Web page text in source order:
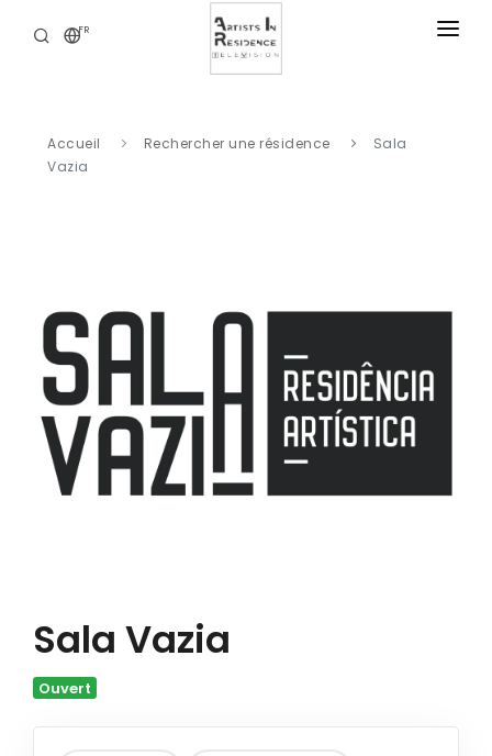
FR
BIBLIOTHÈQUE DIGITALE
Accueil Rechercher une résidence
Sala
Vazia
Sala Vazia
Ouvert